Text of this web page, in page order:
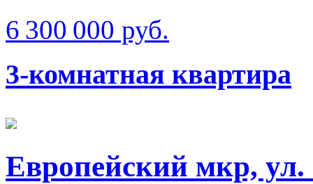
6 300 000 руб.
3-комнатная квартира
Европейский мкр, ул.